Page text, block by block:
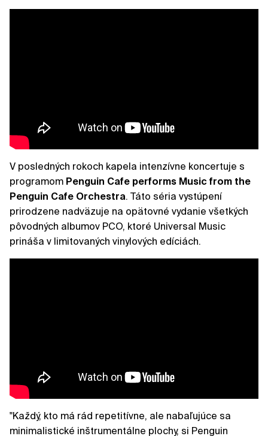
V posledných rokoch kapela intenzívne koncertuje s
programom Penguin Cafe performs Music from the
Penguin Cafe Orchestra. Táto séria vystúpení
prirodzene nadväzuje na opätovné vydanie všetkých
pôvodných albumov PCO, ktoré Universal Music
prináša v limitovaných vinylových edíciách.
"Každý, kto má rád repetitívne, ale nabaľujúce sa
minimalistické inštrumentálne plochy, si Penguin